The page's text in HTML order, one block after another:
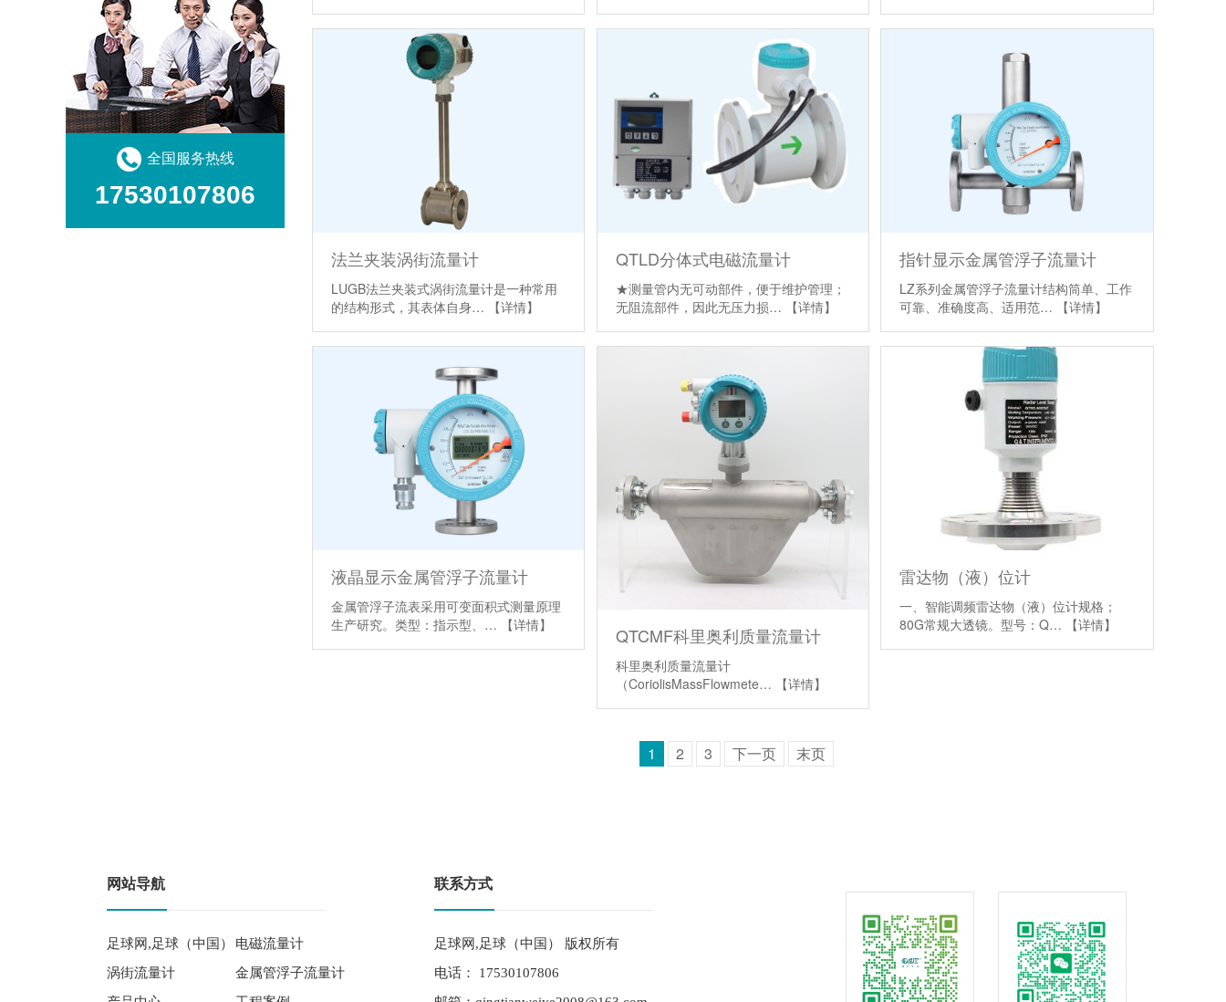
法兰夹装涡街流量计
LUGB法兰夹装式涡街流量计是一种常用
的结构形式，其表体自身…
【详情】
QTLD分体式电磁流量计
★测量管内无可动部件，便于维护管理；
无阻流部件，因此无压力损…
【详情】
指针显示金属管浮子流量计
LZ系列金属管浮子流量计结构筒单、工作
可靠、准确度高、适用范…
【详情】
液晶显示金属管浮子流量计
金属管浮子流表采用可变面积式测量原理
生产研究。类型：指示型、…
【详情】 QTCMF科里奥利质量流量计
科里奥利质量流量计
（CoriolisMassFlowmete…
【详情】
雷达物（液）位计
一、智能调频雷达物（液）位计规格；
80G常规大透镜。型号：Q…
【详情】
1 2 3 下一页 末页
全国服务热线
17530107806
网站导航
足球网,足球（中国）
电磁流量计
涡街流量计
金属管浮子流量计
联系方式
足球网,足球（中国） 版权所有
电话： 17530107806